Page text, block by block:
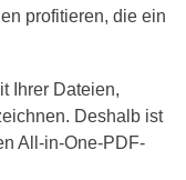
profitieren, die ein
Ihrer Dateien,
Deshalb ist
All-in-One-PDF-